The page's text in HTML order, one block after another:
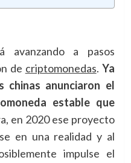
avanzando a pasos
de criptomonedas. Ya
chinas anunciaron el
estable que
en 2020 ese proyecto
en una realidad y al
impulse el